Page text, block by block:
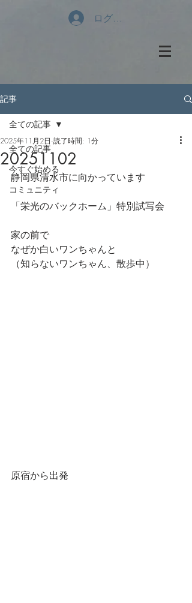
ログイン
記事
全ての記事
今すぐ始める
コミュニティ
全ての記事
20251102
2025年11月2日 読了時間: 1分
静岡県清水市に向かっています
「栄光のバックホーム」特別試写会
家の前で
なぜか白いワンちゃんと
（知らないワンちゃん、散歩中）
原宿から出発